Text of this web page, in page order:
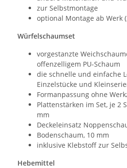
zur Selbstmontage
optional Montage ab Werk
Würfelschaumset
vorgestanzte
offenzelligem PU-Schaum
die schnelle und einfache
Einzelstücke und
Formanpassung ohne
Plattenstärken im Set, je 2
mm
Deckeleinsatz
Bodenschaum, 10 mm
inklusive Klebstoff zur
Hebemittel